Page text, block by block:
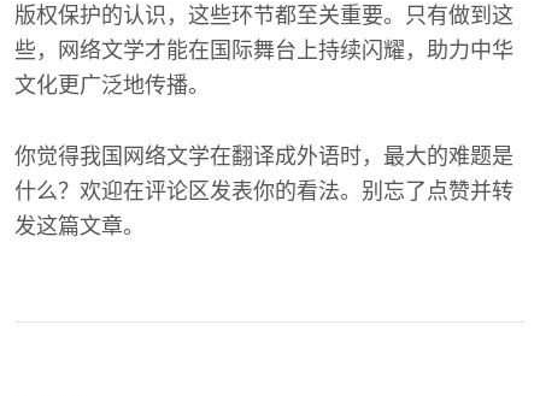
版权保护的认识，这些环节都至关重要。只有做到这
些，网络文学才能在国际舞台上持续闪耀，助力中华
文化更广泛地传播。
你觉得我国网络文学在翻译成外语时，最大的难题是
什么？欢迎在评论区发表你的看法。别忘了点赞并转
发这篇文章。